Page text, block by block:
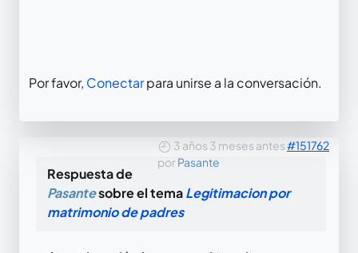
Por favor, Conectarpara unirse a la conversación.
3 años 3 meses antes#151762
porPasante
Respuesta de
Pasantesobre el temaLegitimacion por
matrimonio de padres